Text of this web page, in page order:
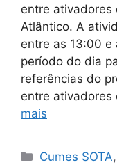
entre ativadores
Atlântico. A
entre as 13:00 e
período do dia
referências do
entre ativadores
mais
Categorias
Cumes SOTA,